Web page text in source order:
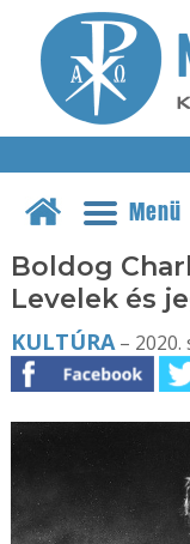
Menü
Boldog
Levelek és
KULTÚRA– 2020.